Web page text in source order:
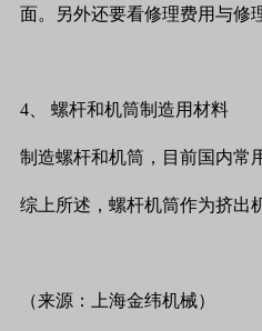
面。另外还要看修理费用与修
4 螺杆和机筒制造用材料
制造螺杆和机筒，目前国内常
综上所述，螺杆机筒作为挤出
（来源：上海金纬机械）